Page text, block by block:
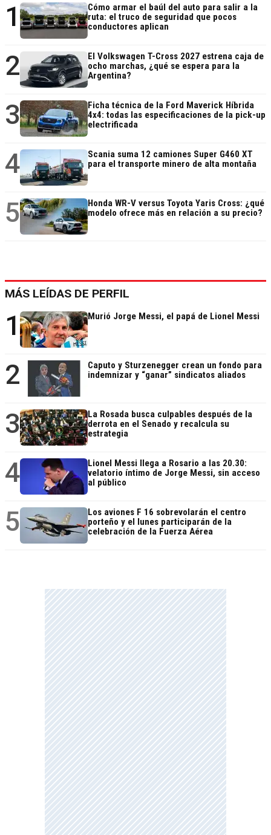
1
Cómo armar el baúl del auto para salir a la
ruta: el truco de seguridad que pocos
conductores aplican
2
El Volkswagen T-Cross 2027 estrena caja de
ocho marchas, ¿qué se espera para la
Argentina?
3
Ficha técnica de la Ford Maverick Híbrida
4x4: todas las especificaciones de la pick-up
electrificada
4
Scania suma 12 camiones Super G460 XT
para el transporte minero de alta montaña
5
Honda WR-V versus Toyota Yaris Cross: ¿qué
modelo ofrece más en relación a su precio?
MÁS LEÍDAS DE PERFIL
1 Murió Jorge Messi, el papá de Lionel Messi
2
Caputo y Sturzenegger crean un fondo para
indemnizar y “ganar” sindicatos aliados
3
La Rosada busca culpables después de la
derrota en el Senado y recalcula su
estrategia
4
Lionel Messi llega a Rosario a las 20.30:
velatorio íntimo de Jorge Messi, sin acceso
al público
5
Los aviones F 16 sobrevolarán el centro
porteño y el lunes participarán de la
celebración de la Fuerza Aérea